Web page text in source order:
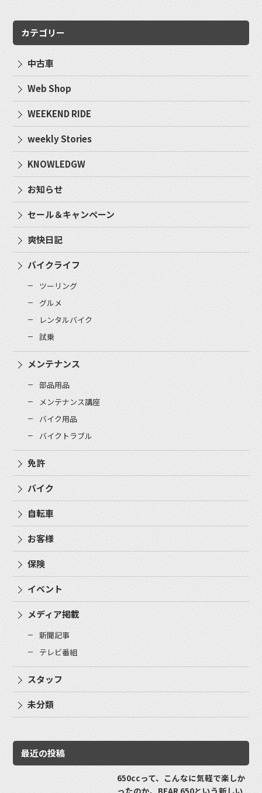
カテゴリー
中古車
Web Shop
WEEKEND RIDE
weekly Stories
KNOWLEDGW
お知らせ
セール＆キャンペーン
爽快日記
バイクライフ
ツーリング
グルメ
レンタルバイク
試乗
メンテナンス
部品用品
メンテナンス講座
バイク用品
バイクトラブル
免許
バイク
自転車
お客様
保険
イベント
メディア掲載
新聞記事
テレビ番組
スタッフ
未分類
最近の投稿
650ccって、こんなに気軽で楽しか
ったのか。BEAR 650という新しい